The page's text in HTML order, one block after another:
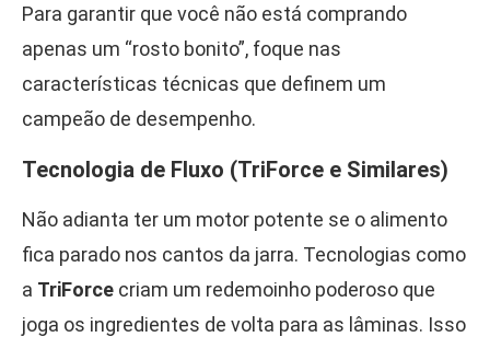
Para garantir que você não está comprando
apenas um “rosto bonito”, foque nas
características técnicas que definem um
campeão de desempenho.
Tecnologia de Fluxo (TriForce e Similares)
Não adianta ter um motor potente se o alimento
fica parado nos cantos da jarra. Tecnologias como
a TriForce criam um redemoinho poderoso que
joga os ingredientes de volta para as lâminas. Isso